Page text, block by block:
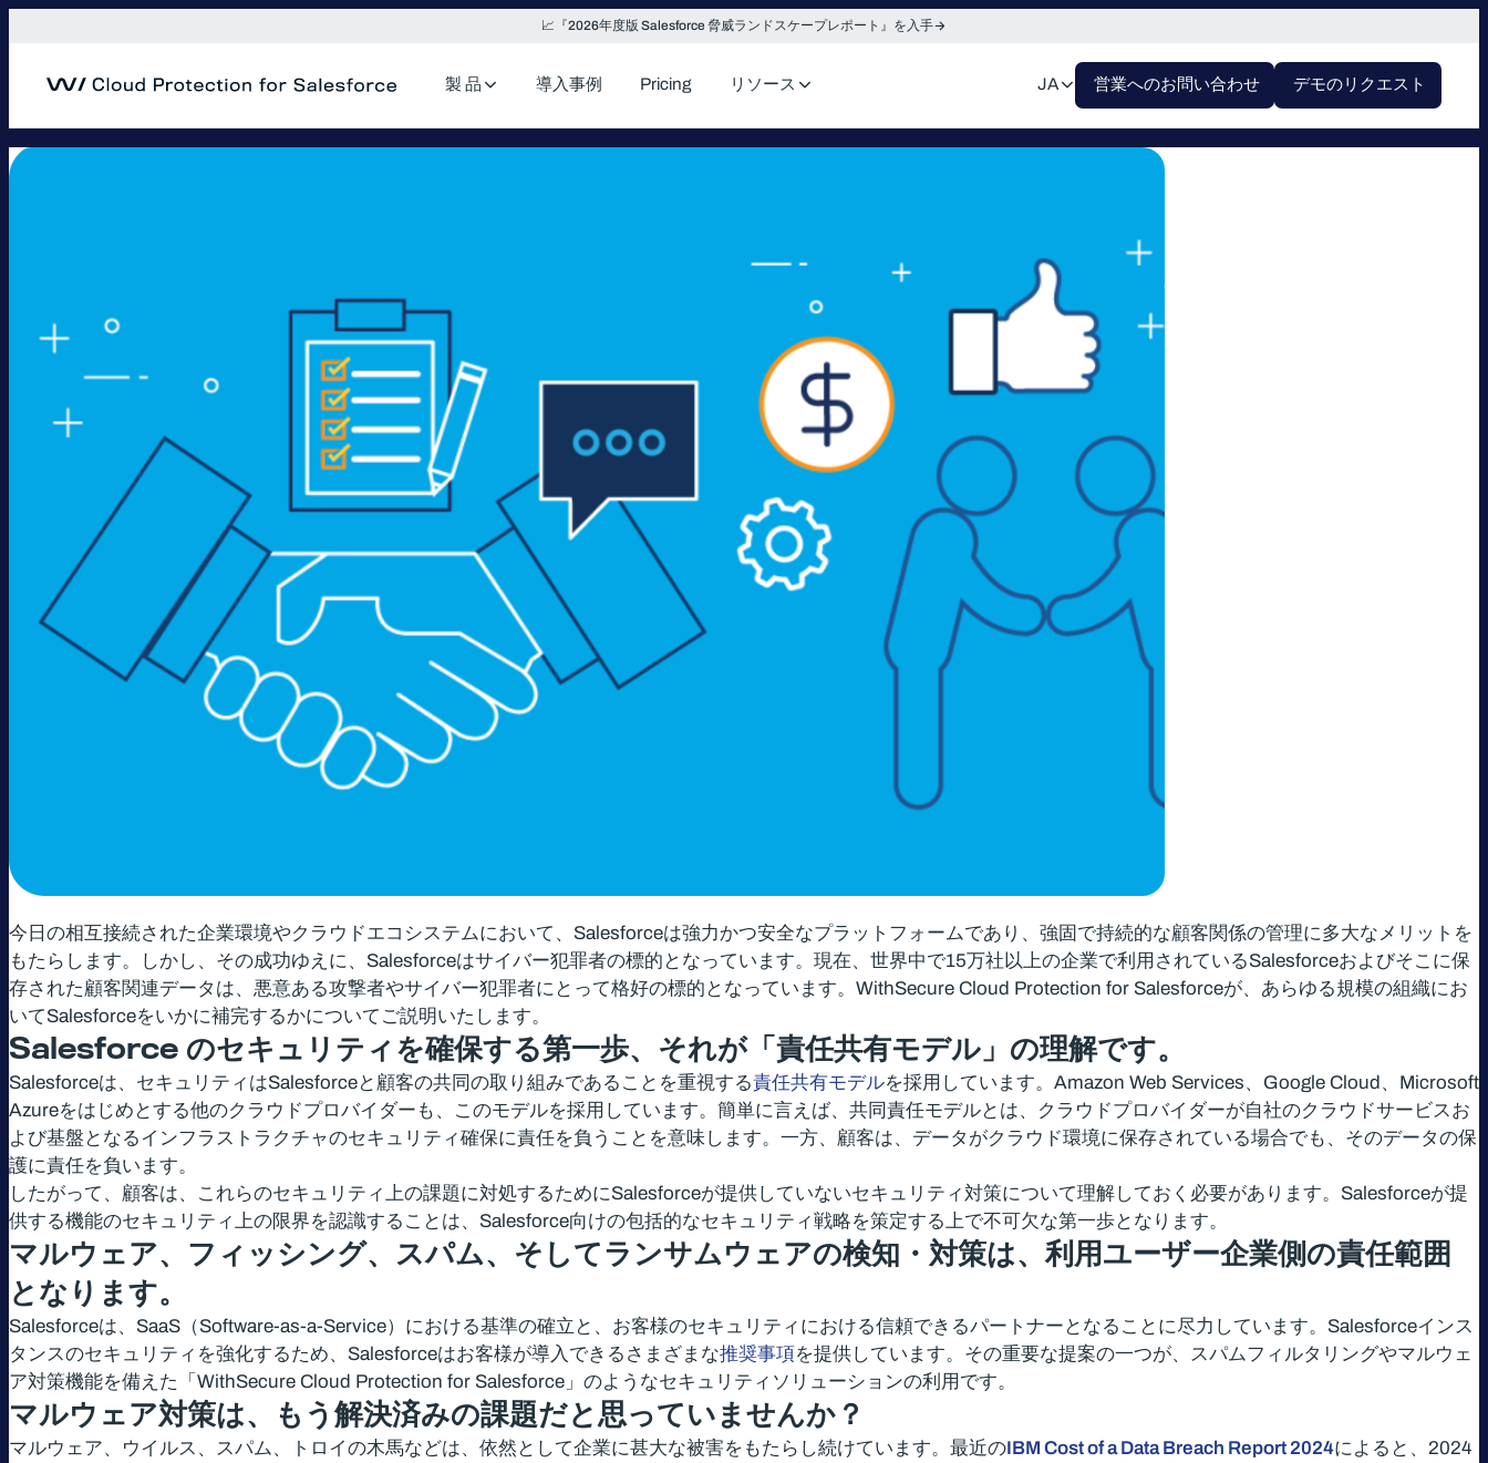
ッ
プ
📈『2026年度版 Salesforce 脅威ランドスケープレポート』を入手
製 品 導入事例 Pricing リソース JA 営業へのお問い合わせ デモのリクエスト
今日の相互接続された企業環境やクラウドエコシステムにおいて、Salesforceは強力かつ安全なプラットフォームであり、強固で持続的な顧客関係の管理に多大なメリットを
もたらします。しかし、その成功ゆえに、Salesforceはサイバー犯罪者の標的となっています。現在、世界中で15万社以上の企業で利用されているSalesforceおよびそこに保
存された顧客関連データは、悪意ある攻撃者やサイバー犯罪者にとって格好の標的となっています。WithSecure Cloud Protection for Salesforceが、あらゆる規模の組織にお
いてSalesforceをいかに補完するかについてご説明いたします。
Salesforce のセキュリティを確保する第一歩、それが「責任共有モデル」の理解です。
Salesforceは、セキュリティはSalesforceと顧客の共同の取り組みであることを重視する責任共有モデルを採用しています。Amazon Web Services、Google Cloud、Microsoft
Azureをはじめとする他のクラウドプロバイダーも、このモデルを採用しています。簡単に言えば、共同責任モデルとは、クラウドプロバイダーが自社のクラウドサービスお
よび基盤となるインフラストラクチャのセキュリティ確保に責任を負うことを意味します。一方、顧客は、データがクラウド環境に保存されている場合でも、そのデータの保
護に責任を負います。
したがって、顧客は、これらのセキュリティ上の課題に対処するためにSalesforceが提供していないセキュリティ対策について理解しておく必要があります。Salesforceが提
供する機能のセキュリティ上の限界を認識することは、Salesforce向けの包括的なセキュリティ戦略を策定する上で不可欠な第一歩となります。
マルウェア、フィッシング、スパム、そしてランサムウェアの検知・対策は、利用ユーザー企業側の責任範囲
となります。
Salesforceは、SaaS（Software-as-a-Service）における基準の確立と、お客様のセキュリティにおける信頼できるパートナーとなることに尽力しています。Salesforceインス
タンスのセキュリティを強化するため、Salesforceはお客様が導入できるさまざまな推奨事項を提供しています。その重要な提案の一つが、スパムフィルタリングやマルウェ
ア対策機能を備えた「WithSecure Cloud Protection for Salesforce」のようなセキュリティソリューションの利用です。
マルウェア対策は、もう解決済みの課題だと思っていませんか？
マルウェア、ウイルス、スパム、トロイの木馬などは、依然として企業に甚大な被害をもたらし続けています。最近のIBM Cost of a Data Breach Report 2024によると、2024